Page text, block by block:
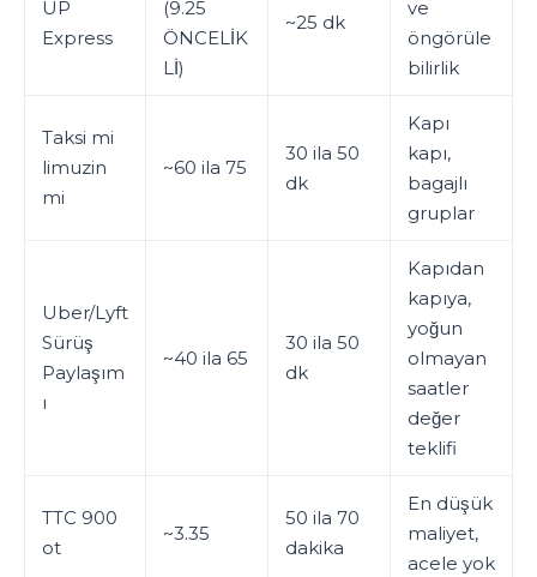
UP
Express
(9.25
ÖNCELİK
Lİ)
~25 dk
ve
öngörüle
bilirlik
Taksi mi
limuzin
mi
~60 ila 75
30 ila 50
dk
Kapı
kapı,
bagajlı
gruplar
Uber/Lyft
Sürüş
Paylaşım
ı
~40 ila 65
30 ila 50
dk
Kapıdan
kapıya,
yoğun
olmayan
saatler
değer
teklifi
TTC 900
ot
~3.35
50 ila 70
dakika
En düşük
maliyet,
acele yok